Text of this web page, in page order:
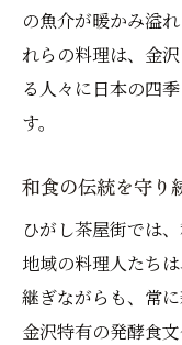
の魚介が暖かみ溢
れらの料理は、金
る人々に日本の四
す。
和食の伝統を守り
ひがし茶屋街では
地域の料理人たち
継ぎながらも、常
金沢特有の発酵食